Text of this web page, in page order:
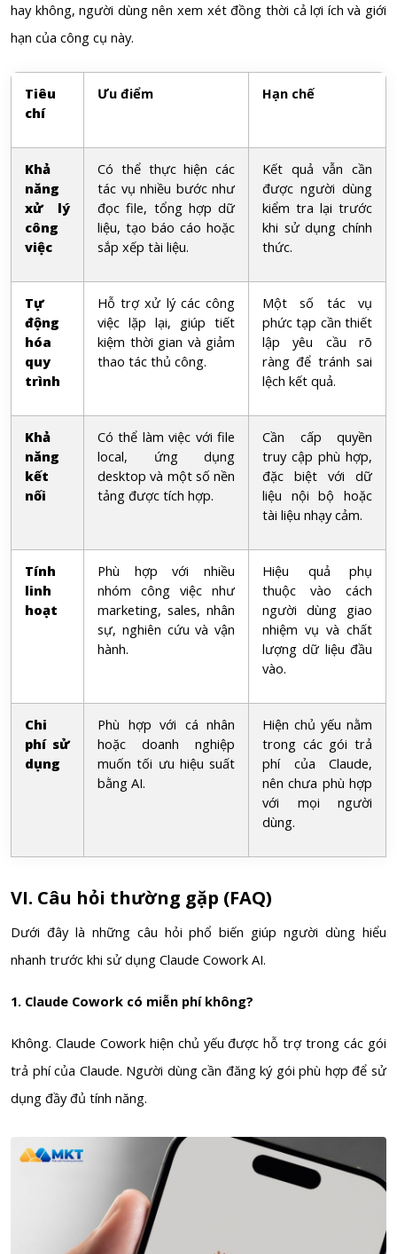
hay không, người dùng nên xem xét đồng thời cả lợi ích và giới
hạn của công cụ này.
Tiêu
chí
Ưu điểm Hạn chế
Khả
năng
xử lý
công
việc
Có thể thực hiện các
tác vụ nhiều bước như
đọc file, tổng hợp dữ
liệu, tạo báo cáo hoặc
sắp xếp tài liệu.
Kết quả vẫn cần
được người dùng
kiểm tra lại trước
khi sử dụng chính
thức.
Tự
động
hóa
quy
trình
Hỗ trợ xử lý các công
việc lặp lại, giúp tiết
kiệm thời gian và giảm
thao tác thủ công.
Một số tác vụ
phức tạp cần thiết
lập yêu cầu rõ
ràng để tránh sai
lệch kết quả.
Khả
năng
kết
nối
Có thể làm việc với file
local, ứng dụng
desktop và một số nền
tảng được tích hợp.
Cần cấp quyền
truy cập phù hợp,
đặc biệt với dữ
liệu nội bộ hoặc
tài liệu nhạy cảm.
Tính
linh
hoạt
Phù hợp với nhiều
nhóm công việc như
marketing, sales, nhân
sự, nghiên cứu và vận
hành.
Hiệu quả phụ
thuộc vào cách
người dùng giao
nhiệm vụ và chất
lượng dữ liệu đầu
vào.
Chi
phí sử
dụng
Phù hợp với cá nhân
hoặc doanh nghiệp
muốn tối ưu hiệu suất
bằng AI.
Hiện chủ yếu nằm
trong các gói trả
phí của Claude,
nên chưa phù hợp
với mọi người
dùng.
VI. Câu hỏi thường gặp (FAQ)
Dưới đây là những câu hỏi phổ biến giúp người dùng hiểu
nhanh trước khi sử dụng Claude Cowork AI.
1. Claude Cowork có miễn phí không?
Không. Claude Cowork hiện chủ yếu được hỗ trợ trong các gói
trả phí của Claude. Người dùng cần đăng ký gói phù hợp để sử
dụng đầy đủ tính năng.